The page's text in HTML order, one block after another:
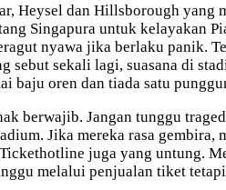
Heysel dan Hillsborough yang
Singapura untuk kelayakan
nyawa jika berlaku panik.
sebut sekali lagi, suasana di
baju oren dan tiada satu
berwajib. Jangan tunggu
Jika mereka rasa
juga yang untung.
melalui penjualan tiket